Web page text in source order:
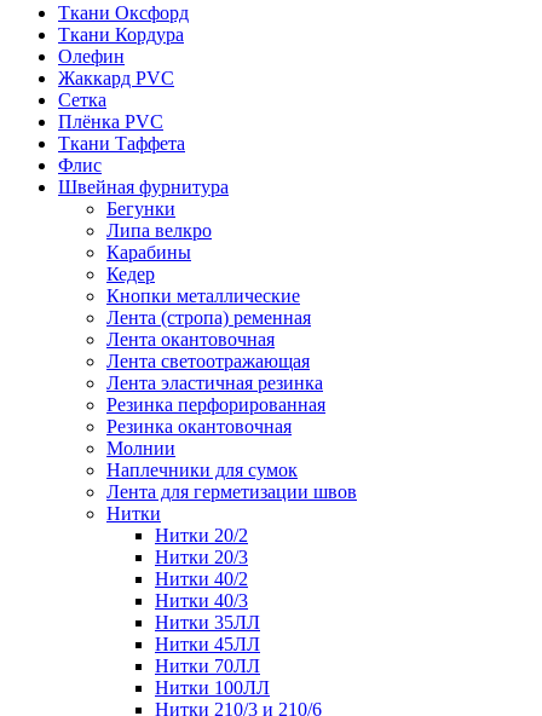
Ткани Оксфорд
Ткани Кордура
Олефин
Жаккард PVC
Сетка
Плёнка PVC
Ткани Таффета
Флис
Швейная фурнитура
Бегунки
Липа велкро
Карабины
Кедер
Кнопки металлические
Лента (стропа) ременная
Лента окантовочная
Лента светоотражающая
Лента эластичная резинка
Резинка перфорированная
Резинка окантовочная
Молнии
Наплечники для сумок
Лента для герметизации швов
Нитки
Нитки 20/2
Нитки 20/3
Нитки 40/2
Нитки 40/3
Нитки 35ЛЛ
Нитки 45ЛЛ
Нитки 70ЛЛ
Нитки 100ЛЛ
Нитки 210/3 и 210/6